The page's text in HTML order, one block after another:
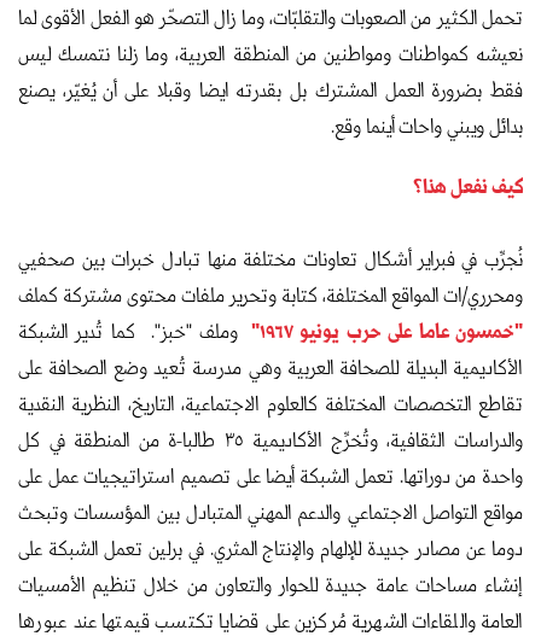
تحمل الكثير من الصعوبات والتقلبّات، وما زال التصحّر هو الفعل الأقوى لما
نعيشه كمواطنات ومواطنين من المنطقة العربية، وما زلنا نتمسك ليس
فقط بضرورة العمل المشترك بل بقدرته ايضا وقبلا على أن يُغيّر، يصنع
بدائل ويبني واحات أينما وقع.
كيف نفعل هذا؟
نُجرِّب في فبراير أشكال تعاونات مختلفة منها تبادل خبرات بين صحفيي
ومحرري/ات المواقع المختلفة، كتابة وتحرير ملفات محتوى مشتركة كملف
"خمسون عاما على حرب يونيو ١٩٦٧"
وملف "خبز". كما تُدير الشبكة
الأكاديمية البديلة للصحافة العربية وهي مدرسة تُعيد وضع الصحافة على
تقاطع التخصصات المختلفة كالعلوم الاجتماعية، التاريخ، النظرية النقدية
والدراسات الثقافية، وتُخرِّج الأكاديمية ٣٥ طالبا-ة من المنطقة في كل
واحدة من دوراتها. تعمل الشبكة أيضا على تصميم استراتيجيات عمل على
مواقع التواصل الاجتماعي والدعم المهني المتبادل بين المؤسسات وتبحث
دوما عن مصادر جديدة للإلهام والإنتاج المثري. في برلين تعمل الشبكة على
إنشاء مساحات عامة جديدة للحوار والتعاون من خلال تنظيم الأمسيات
العامة واللقاءات الشهرية مُركزين على قضايا تكتسب قيمتها عند عبورها